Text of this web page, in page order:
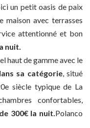
un petit oasis de paix
maison avec terrasses
attentionné et bon
nuit.
haut de gamme avec le
sa catégorie, situé
siècle typique de La
confortables,
300€ la nuit.Polanco